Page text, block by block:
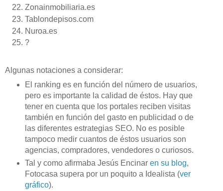
Zonainmobiliaria.es
Tablondepisos.com
Nuroa.es
?
Algunas notaciones a considerar:
El ranking es en función del número de usuarios,
pero es importante la calidad de éstos. Hay que
tener en cuenta que los portales reciben visitas
también en función del gasto en publicidad o de
las diferentes estrategias SEO. No es posible
tampoco medir cuantos de éstos usuarios son
agencias, compradores, vendedores o curiosos.
Tal y como afirmaba Jesús Encinar en su blog,
Fotocasa supera por un poquito a Idealista (ver
gráfico).